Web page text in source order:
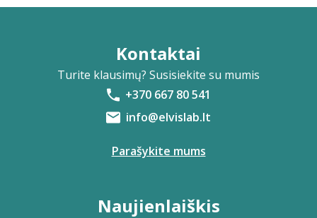
Kontaktai
Turite klausimų? Susisiekite su mumis
+370 667 80 541
info@elvislab.lt
Parašykite mums
Naujienlaiškis